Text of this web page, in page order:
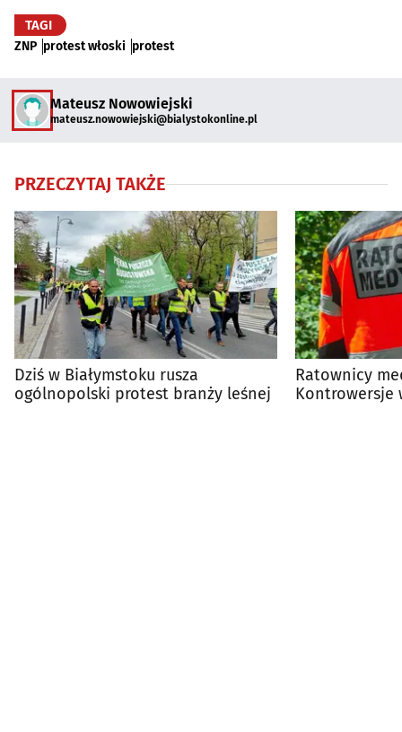
TAGI
ZNP protest włoski protest
Mateusz Nowowiejski
mateusz.nowowiejski@bialystokonline.pl
PRZECZYTAJ TAKŻE
Dziś w Białymstoku rusza
ogólnopolski protest branży leśnej
Ratownicy
Kontrowersje